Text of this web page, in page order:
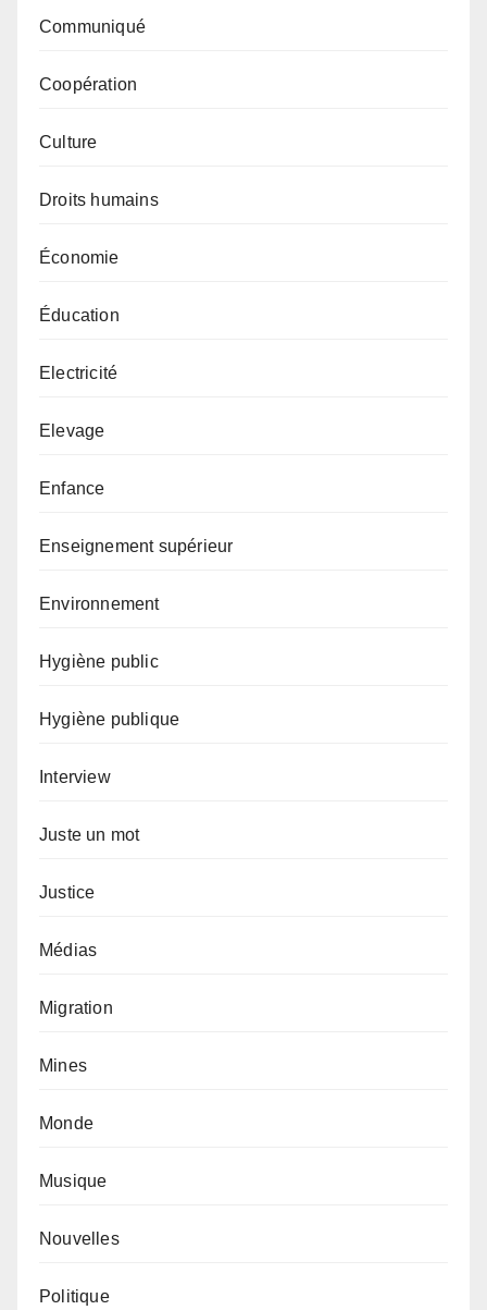
Communiqué
Coopération
Culture
Droits humains
Économie
Éducation
Electricité
Elevage
Enfance
Enseignement supérieur
Environnement
Hygiène public
Hygiène publique
Interview
Juste un mot
Justice
Médias
Migration
Mines
Monde
Musique
Nouvelles
Politique